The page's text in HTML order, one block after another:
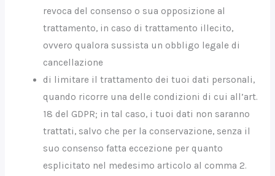
revoca del consenso o sua opposizione al
trattamento, in caso di trattamento illecito,
ovvero qualora sussista un obbligo legale di
cancellazione
di limitare il trattamento dei tuoi dati personali,
quando ricorre una delle condizioni di cui all’art.
18 del GDPR; in tal caso, i tuoi dati non saranno
trattati, salvo che per la conservazione, senza il
suo consenso fatta eccezione per quanto
esplicitato nel medesimo articolo al comma 2.